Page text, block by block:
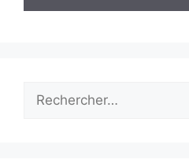
Rechercher :